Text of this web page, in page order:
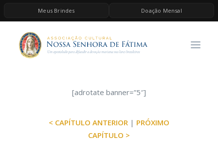
Meus Brindes Doação Mensal
HOME
A ASSOCIAÇÃO
ESPIRITUALIDADE
BRINDES
[adrotate banner=”5″]
< CAPÍTULO ANTERIOR | PRÓXIMO
CAPÍTULO >